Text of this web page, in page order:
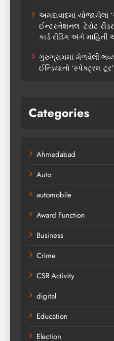
અમદાવાદમાં યોજાયેલા
ઈન્ટરનેશનલ ટેરોટ
કાર્ડ રીડિંગ અંગે
ગુરુગ્રામમાં મેળવેલી
ઈન્ડિયાનો ‘સ્પેક્ટ્રમ
Categories
Ahmedabad
Auto
automobile
Award Function
Business
Crime
CSR Activity
digital
Education
Election